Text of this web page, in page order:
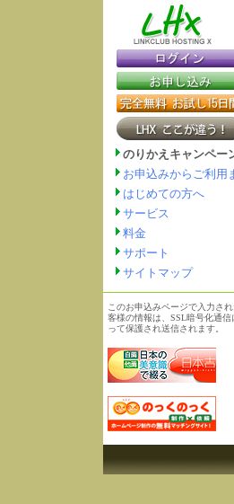
のりかえキャンペー
お申込みからご利用
はじめての方へ
サービス
料金
サポート
サイトマップ
このお申込みページで入力さ
客様の情報は、SSL暗号化通信
って保護され送信されます。